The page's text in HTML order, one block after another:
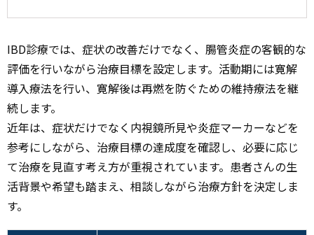
IBD診療では、症状の改善だけでなく、腸管炎症の客観的な
評価を行いながら治療目標を設定します。活動期には寛解
導入療法を行い、寛解後は再燃を防ぐための維持療法を継
続します。
近年は、症状だけでなく内視鏡所見や炎症マーカーなどを
参考にしながら、治療目標の達成度を確認し、必要に応じ
て治療を見直す考え方が重視されています。患者さんの生
活背景や希望も踏まえ、相談しながら治療方針を決定しま
す。